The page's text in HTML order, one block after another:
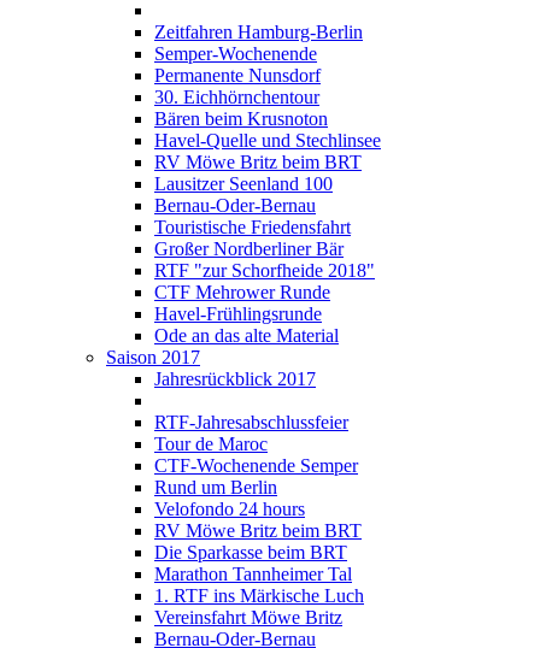
Zeitfahren Hamburg-Berlin
Semper-Wochenende
Permanente Nunsdorf
30. Eichhörnchentour
Bären beim Krusnoton
Havel-Quelle und Stechlinsee
RV Möwe Britz beim BRT
Lausitzer Seenland 100
Bernau-Oder-Bernau
Touristische Friedensfahrt
Großer Nordberliner Bär
RTF "zur Schorfheide 2018"
CTF Mehrower Runde
Havel-Frühlingsrunde
Ode an das alte Material
Saison 2017
Jahresrückblick 2017
RTF-Jahresabschlussfeier
Tour de Maroc
CTF-Wochenende Semper
Rund um Berlin
Velofondo 24 hours
RV Möwe Britz beim BRT
Die Sparkasse beim BRT
Marathon Tannheimer Tal
1. RTF ins Märkische Luch
Vereinsfahrt Möwe Britz
Bernau-Oder-Bernau